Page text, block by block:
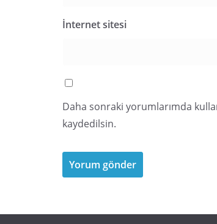
İnternet sitesi
Daha sonraki yorumlarımda
kaydedilsin.